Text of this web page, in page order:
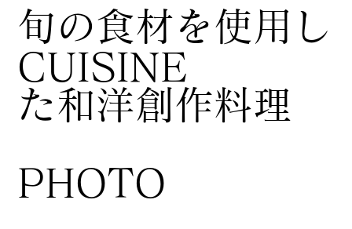
CUISINE
​旬の食材を使用し
た和洋創作料理
​PHOTO